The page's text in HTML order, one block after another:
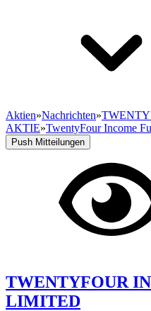
Aktien»Nachrichten»
AKTIE»TwentyFour Income
Push Mitteilungen
TWENTYFOUR
LIMITED